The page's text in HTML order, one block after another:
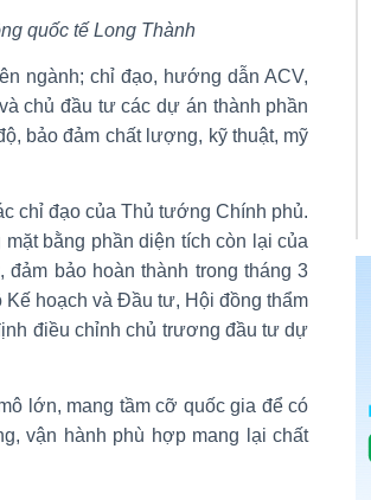
quốc tế Long Thành
ngành; chỉ đạo, hướng dẫn ACV,
chủ đầu tư các dự án thành phần
bảo đảm chất lượng, kỹ thuật, mỹ
chỉ đạo của Thủ tướng Chính phủ.
bằng phần diện tích còn lại của
bảo hoàn thành trong tháng 3
hoạch và Đầu tư, Hội đồng thẩm
điều chỉnh chủ trương đầu tư dự
lớn, mang tầm cỡ quốc gia để có
vận hành phù hợp mang lại chất